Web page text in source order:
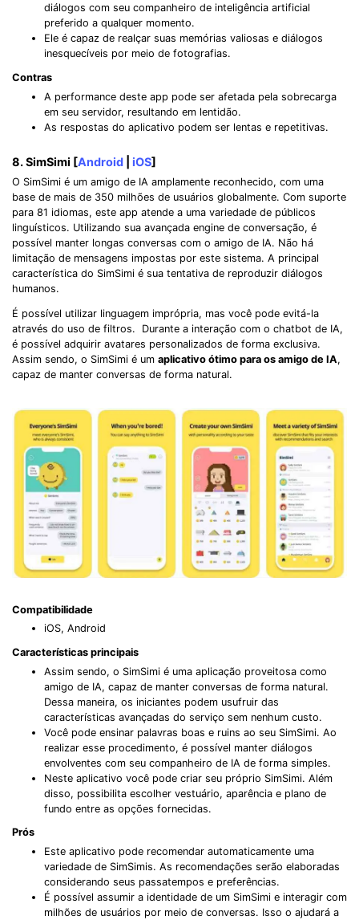
diálogos com seu companheiro de inteligência artificial
preferido a qualquer momento.
Ele é capaz de realçar suas memórias valiosas e diálogos
inesquecíveis por meio de fotografias.
Contras
A performance deste app pode ser afetada pela sobrecarga
em seu servidor, resultando em lentidão.
As respostas do aplicativo podem ser lentas e repetitivas.
8. SimSimi [Android iOS]
O SimSimi é um amigo de IA amplamente reconhecido, com uma
base de mais de 350 milhões de usuários globalmente. Com suporte
para 81 idiomas, este app atende a uma variedade de públicos
linguísticos. Utilizando sua avançada engine de conversação, é
possível manter longas conversas com o amigo de IA. Não há
limitação de mensagens impostas por este sistema. A principal
característica do SimSimi é sua tentativa de reproduzir diálogos
humanos.
É possível utilizar linguagem imprópria, mas você pode evitá-la
através do uso de filtros. Durante a interação com o chatbot de IA,
é possível adquirir avatares personalizados de forma exclusiva.
Assim sendo, o SimSimi é um aplicativo ótimo para os amigo de IA,
capaz de manter conversas de forma natural.
Compatibilidade
iOS, Android
Características principais
Assim sendo, o SimSimi é uma aplicação proveitosa como
amigo de IA, capaz de manter conversas de forma natural.
Dessa maneira, os iniciantes podem usufruir das
características avançadas do serviço sem nenhum custo.
Você pode ensinar palavras boas e ruins ao seu SimSimi. Ao
realizar esse procedimento, é possível manter diálogos
envolventes com seu companheiro de IA de forma simples.
Neste aplicativo você pode criar seu próprio SimSimi. Além
disso, possibilita escolher vestuário, aparência e plano de
fundo entre as opções fornecidas.
Prós
Este aplicativo pode recomendar automaticamente uma
variedade de SimSimis. As recomendações serão elaboradas
considerando seus passatempos e preferências.
É possível assumir a identidade de um SimSimi e interagir com
milhões de usuários por meio de conversas. Isso o ajudará a